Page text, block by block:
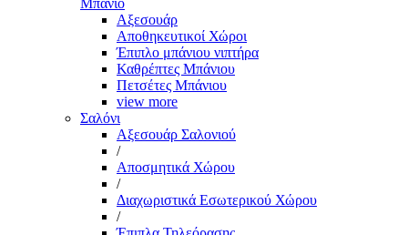
Μπάνιο
Αξεσουάρ
Αποθηκευτικοί Χώροι
Έπιπλο μπάνιου νιπτήρα
Καθρέπτες Μπάνιου
Πετσέτες Μπάνιου
view more
Σαλόνι
Αξεσουάρ Σαλονιού
/
Αποσμητικά Χώρου
/
Διαχωριστικά Εσωτερικού Χώρου
/